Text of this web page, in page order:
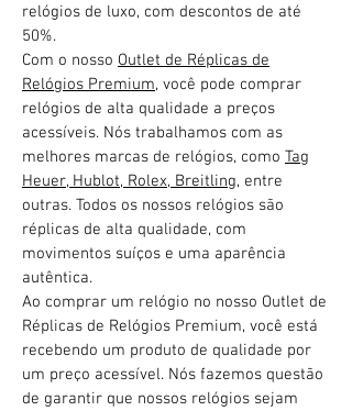
relógios de luxo, com descontos de até
50%.
Com o nosso Outlet de Réplicas de
Relógios Premium, você pode comprar
relógios de alta qualidade a preços
acessíveis. Nós trabalhamos com as
melhores marcas de relógios, como Tag
Heuer, Hublot, Rolex, Breitling, entre
outras. Todos os nossos relógios são
réplicas de alta qualidade, com
movimentos suíços e uma aparência
autêntica.
Ao comprar um relógio no nosso Outlet de
Réplicas de Relógios Premium, você está
recebendo um produto de qualidade por
um preço acessível. Nós fazemos questão
de garantir que nossos relógios sejam